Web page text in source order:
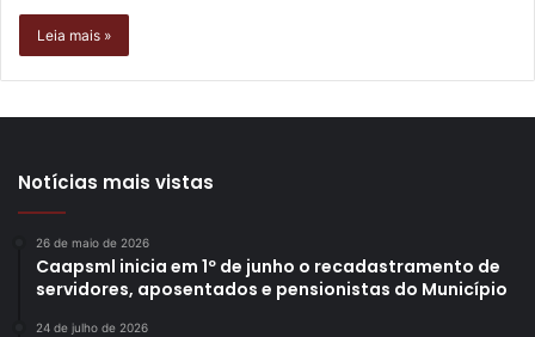
Leia mais »
Notícias mais vistas
26 de maio de 2026
Caapsml inicia em 1º de junho o recadastramento de
servidores, aposentados e pensionistas do Município
24 de julho de 2026